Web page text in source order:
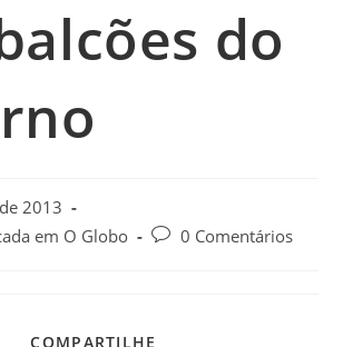
do
2013
em O Globo
0 Comentários
COMPARTILHE